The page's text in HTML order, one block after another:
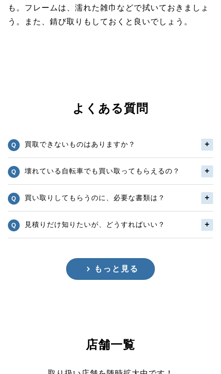
も。フレームは、濡れた雑巾などで拭いておきましょ
う。また、錆び取りもしておくと良いでしょう。
よくある質問
買取できないものはありますか？
壊れている自転車でも買い取ってもらえるの？
買い取りしてもらうのに、必要な書類は？
見積りだけ知りたいが、どうすればいい？
もっと見る
店舗一覧